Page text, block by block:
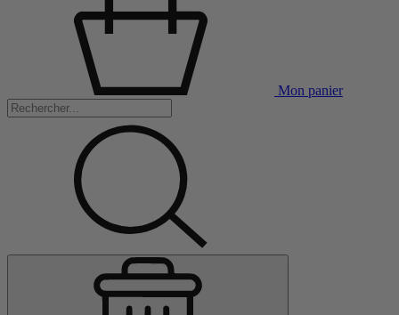
Mon panier